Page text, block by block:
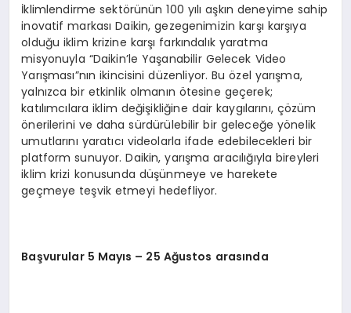
İklimlendirme sektörünün 100 yılı aşkın deneyime sahip
inovatif markası Daikin, gezegenimizin karşı karşıya
olduğu iklim krizine karşı farkındalık yaratma
misyonuyla “Daikin’le Yaşanabilir Gelecek Video
Yarışması”nın ikincisini düzenliyor. Bu özel yarışma,
yalnızca bir etkinlik olmanın ötesine geçerek;
katılımcılara iklim değişikliğine dair kaygılarını, çözüm
önerilerini ve daha sürdürülebilir bir geleceğe yönelik
umutlarını yaratıcı videolarla ifade edebilecekleri bir
platform sunuyor. Daikin, yarışma aracılığıyla bireyleri
iklim krizi konusunda düşünmeye ve harekete
geçmeye teşvik etmeyi hedefliyor.
Başvurular5 Mayıs – 25 Ağustos arasında